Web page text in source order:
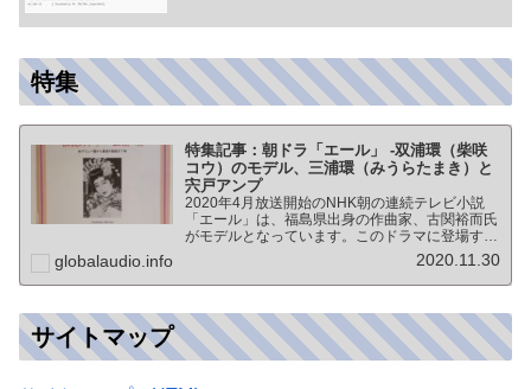
特集
特集記事：朝ドラ「エール」 -双浦環（柴咲
コウ）のモデル、三浦環（みうらたまき）と
宍戸アンプ
2020年4月放送開始のNHK朝の連続テレビ小説
「エール」は、福島県出身の作曲家、古関裕而氏
がモデルとなっています。このドラマに登場する
戦前の声楽家、三浦環さんと、本サイトにも登場
する宍戸公一氏のアンプ（著書「送信管によるシ
ングルアンプ製作…
globalaudio.info 2020.11.30
サイトマップ